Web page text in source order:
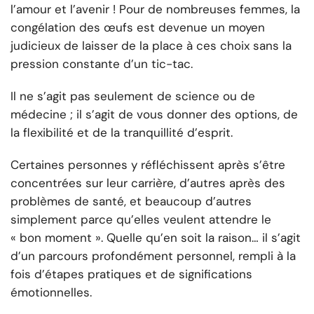
l’amour et l’avenir ! Pour de nombreuses femmes, la
congélation des œufs est devenue un moyen
judicieux de laisser de la place à ces choix sans la
pression constante d’un tic-tac.
Il ne s’agit pas seulement de science ou de
médecine ; il s’agit de vous donner des options, de
la flexibilité et de la tranquillité d’esprit.
Certaines personnes y réfléchissent après s’être
concentrées sur leur carrière, d’autres après des
problèmes de santé, et beaucoup d’autres
simplement parce qu’elles veulent attendre le
« bon moment ». Quelle qu’en soit la raison… il s’agit
d’un parcours profondément personnel, rempli à la
fois d’étapes pratiques et de significations
émotionnelles.